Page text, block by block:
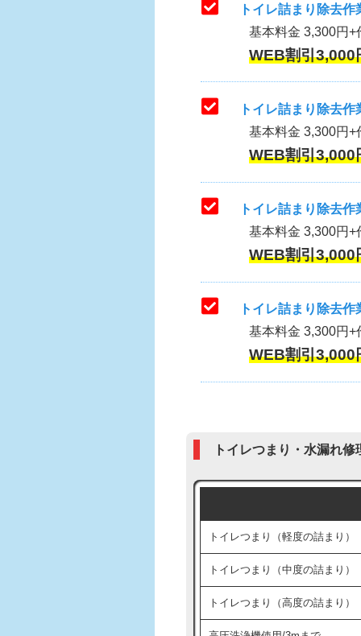
トイレ詰まり除去作
基本料金 3,300円+
WEB割引
トイレ詰まり除去
基本料金 3,300円+
WEB割引
トイレ詰まり除去
基本料金 3,300円+
WEB割引
トイレ詰まり除去
基本料金 3,300円+
WEB割引
トイレつまり・水漏れ
トイレつまり（軽度の詰まり）
トイレつまり（中度の詰まり）
トイレつまり（高度の詰まり）